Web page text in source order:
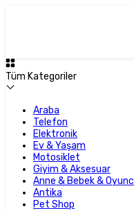
Tüm Kategoriler
Araba
Telefon
Elektronik
Ev & Yaşam
Motosiklet
Giyim & Aksesuar
Anne & Bebek &
Antika
Pet Shop